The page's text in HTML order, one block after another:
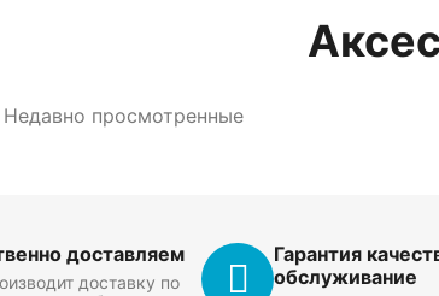
Недавно просмотренные
доставляем
доставку по
Гарантия
обслуживание